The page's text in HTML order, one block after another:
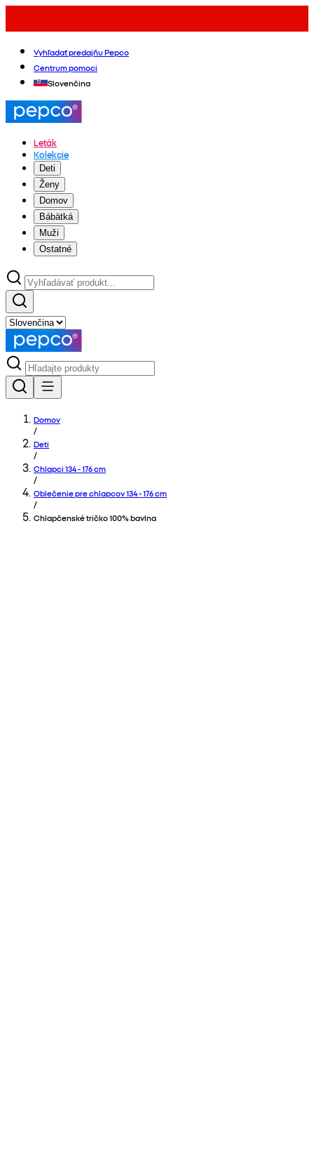
Vyhľadať predajňu Pepco
Centrum pomoci
Slovenčina
Leták
Kolekcie
Deti
Ženy
Domov
Bábätká
Muži
Ostatné
Domov
/
Deti
/
Chlapci 134 - 176 cm
/
Oblečenie pre chlapcov 134 - 176 cm
/
Chlapčenské tričko 100% bavlna